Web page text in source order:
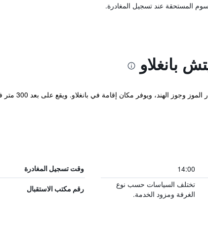
المستحقة عند تسجيل المغادرة.
بانغلاو
14:00 وقت تسجيل المغادرة
تختلف السياسات حسب نوع
الغرفة ومزود الخدمة.
رقم مكتب الاستقبال